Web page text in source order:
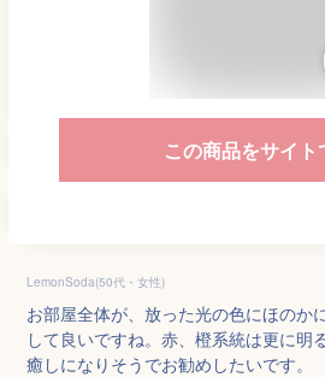
この商品をサイト
LemonSoda(50代・女性)
お部屋全体が、放った光の色にほのか
して良いですね。赤、橙系統は更に明
癒しになりそうでお勧めしたいです。